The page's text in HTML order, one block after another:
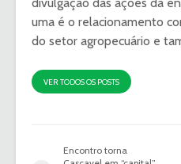
uma é o relacionamento
do setor agropecuário e
VER TODOS OS POSTS
Encontro torna